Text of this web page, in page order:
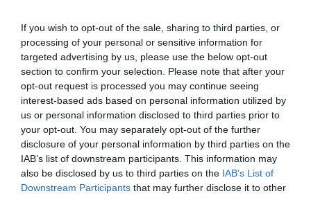
If you wish to opt-out of the sale, sharing to third parties, or
processing of your personal or sensitive information for
targeted advertising by us, please use the below opt-out
section to confirm your selection. Please note that after your
opt-out request is processed you may continue seeing
interest-based ads based on personal information utilized by
us or personal information disclosed to third parties prior to
your opt-out. You may separately opt-out of the further
disclosure of your personal information by third parties on the
IAB’s list of downstream participants. This information may
also be disclosed by us to third parties on the IAB’s List of
Downstream Participants that may further disclose it to other